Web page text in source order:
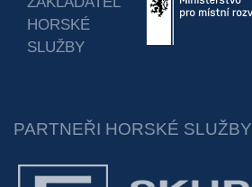
HORSKÉ
SLUŽBY
PARTNEŘI HORSKÉ SLUŽBY